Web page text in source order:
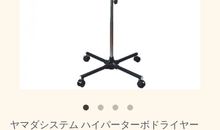
ヤマダシステム ハイパーターボドライヤー